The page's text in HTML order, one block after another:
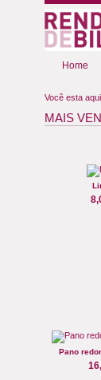
Home
Você esta
MAIS
Pano